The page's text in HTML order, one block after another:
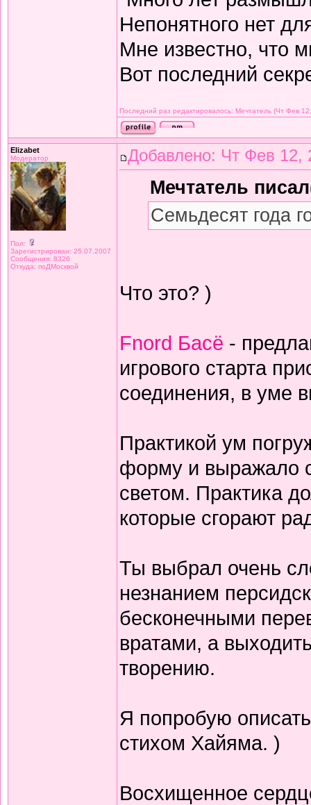
Непонятного нет
Мне известно, что
Вот последний
Последний раз редактировалось: Мечтатель (Чт Фев
Elizabet
Модератор
Пол:
Зарегистрирован: 25.07.2007
Сообщения: 8326
Откуда: поДМосквой
Добавлено: Чт Фев 12,
Мечтатель
Семьдесят года
Что это? )
Fnord Басё -
игрового старта
соединения, в уме
Практикой ум
форму и выражало
светом. Практика
которые сгорают
Ты выбрал очень
незнанием
бесконечными
вратами, а
творению.
Я попробую
стихом Хайяма. )
Восхищенное